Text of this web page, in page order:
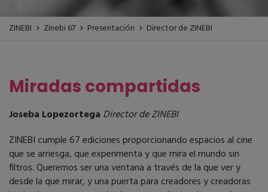
ZINEBI Zinebi 67 Presentación Director de ZINEBI
Miradas compartidas
Joseba Lopezortega Director de ZINEBI
ZINEBI cumple 67 ediciones proporcionando espacios al cine
que se arriesga, que experimenta y que mira el mundo sin
filtros. Queremos ser una ventana a través de la que ver y
desde la que mirar, y una puerta para creadores y creadoras